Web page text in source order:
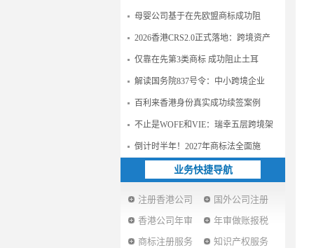
母婴公司基于在先欧盟商标成功阻
2026香港CRS2.0正式落地：跨境资产
仅靠在先第3类商标 成功阻止土耳
解读国务院837号令：中小跨境企业
百利来香港身份真实成功续签案例
不止是WOFE和VIE：瑞幸五层跨境架
倒计时半年！2027年商标法全面施
业务快捷导航
注册香港公司
国外公司注册
香港公司年审
年审做账报税
商标注册服务
知识产权服务